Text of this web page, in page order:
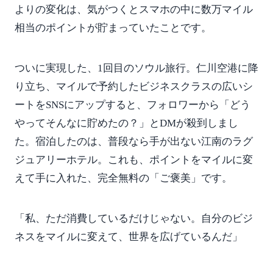
よりの変化は、気がつくとスマホの中に数万マイル
相当のポイントが貯まっていたことです。
ついに実現した、1回目のソウル旅行。仁川空港に降
り立ち、マイルで予約したビジネスクラスの広いシ
ートをSNSにアップすると、フォロワーから「どう
やってそんなに貯めたの？」とDMが殺到しまし
た。宿泊したのは、普段なら手が出ない江南のラグ
ジュアリーホテル。これも、ポイントをマイルに変
えて手に入れた、完全無料の「ご褒美」です。
「私、ただ消費しているだけじゃない。自分のビジ
ネスをマイルに変えて、世界を広げているんだ」